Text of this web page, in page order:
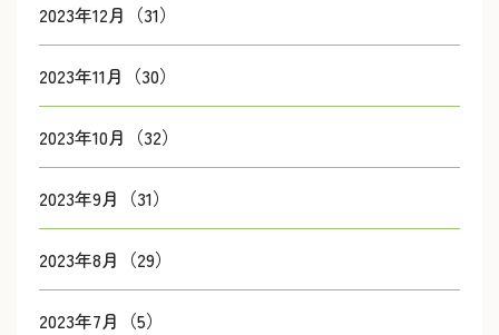
2023年12月（31）
2023年11月（30）
2023年10月（32）
2023年9月（31）
2023年8月（29）
2023年7月（5）